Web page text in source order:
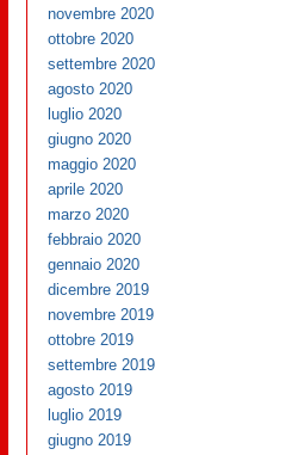
novembre 2020
ottobre 2020
settembre 2020
agosto 2020
luglio 2020
giugno 2020
maggio 2020
aprile 2020
marzo 2020
febbraio 2020
gennaio 2020
dicembre 2019
novembre 2019
ottobre 2019
settembre 2019
agosto 2019
luglio 2019
giugno 2019